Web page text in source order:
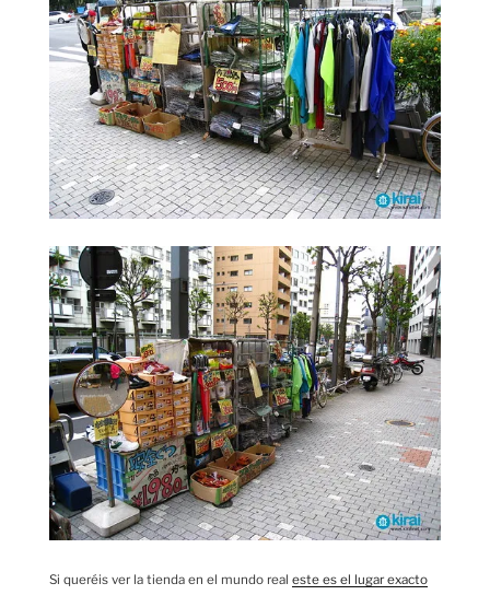
Si queréis ver la tienda en el mundo real este es el lugar exacto